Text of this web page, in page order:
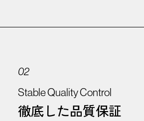
02
Stable Quality Control
徹底した品質保証